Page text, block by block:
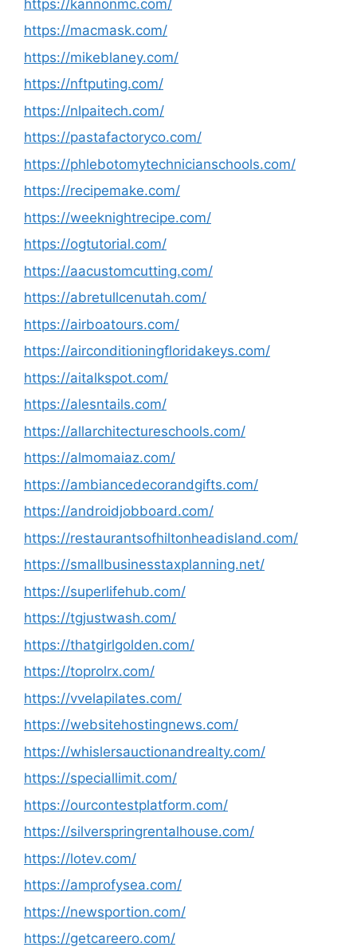
https://kannonmc.com/
https://macmask.com/
https://mikeblaney.com/
https://nftputing.com/
https://nlpaitech.com/
https://pastafactoryco.com/
https://phlebotomytechnicianschools.com/
https://recipemake.com/
https://weeknightrecipe.com/
https://ogtutorial.com/
https://aacustomcutting.com/
https://abretullcenutah.com/
https://airboatours.com/
https://airconditioningfloridakeys.com/
https://aitalkspot.com/
https://alesntails.com/
https://allarchitectureschools.com/
https://almomaiaz.com/
https://ambiancedecorandgifts.com/
https://androidjobboard.com/
https://restaurantsofhiltonheadisland.com/
https://smallbusinesstaxplanning.net/
https://superlifehub.com/
https://tgjustwash.com/
https://thatgirlgolden.com/
https://toprolrx.com/
https://vvelapilates.com/
https://websitehostingnews.com/
https://whislersauctionandrealty.com/
https://speciallimit.com/
https://ourcontestplatform.com/
https://silverspringrentalhouse.com/
https://lotev.com/
https://amprofysea.com/
https://newsportion.com/
https://getcareero.com/